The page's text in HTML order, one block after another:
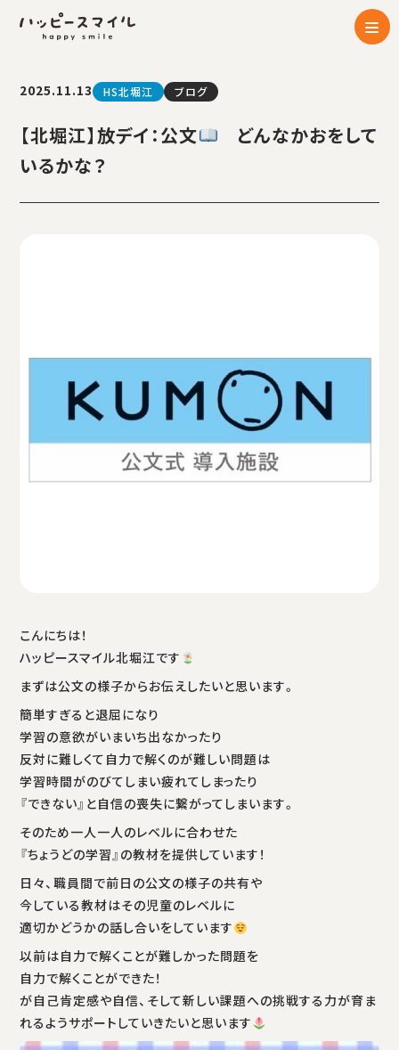
2025.11.13 HS北堀江 ブログ
【北堀江】放デイ：公文
どんなかおをして
いるかな？
こんにちは！
ハッピースマイル北堀江です
まずは公文の様子からお伝えしたいと思います。
簡単すぎると退屈になり
学習の意欲がいまいち出なかったり
反対に難しくて自力で解くのが難しい問題は
学習時間がのびてしまい疲れてしまったり
『できない』と自信の喪失に繋がってしまいます。
そのため一人一人のレベルに合わせた
『ちょうどの学習』の教材を提供しています！
日々、職員間で前日の公文の様子の共有や
今している教材はその児童のレベルに
適切かどうかの話し合いをしています
以前は自力で解くことが難しかった問題を
自力で解くことができた！
が自己肯定感や自信、そして新しい課題への挑戦する力が育ま
れるようサポートしていきたいと思います